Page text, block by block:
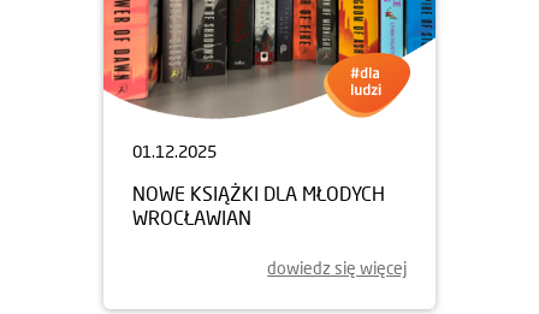
01.12.2025
NOWE KSIĄŻKI DLA MŁODYCH
WROCŁAWIAN
dowiedz się więcej